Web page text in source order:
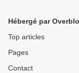
Hébergé par
Top articles
Pages
Contact